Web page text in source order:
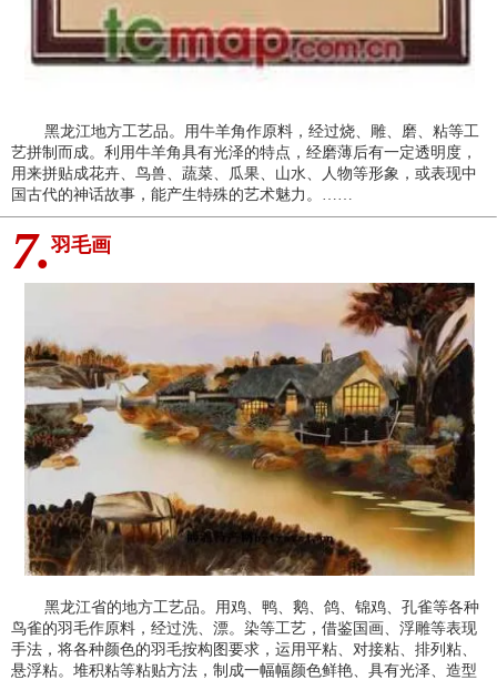
黑龙江地方工艺品。用牛羊角作原料，经过烧、雕、磨、粘等工
艺拼制而成。利用牛羊角具有光泽的特点，经磨薄后有一定透明度，
用来拼贴成花卉、鸟兽、蔬菜、瓜果、山水、人物等形象，或表现中
国古代的神话故事，能产生特殊的艺术魅力。……
7. 羽毛画
黑龙江省的地方工艺品。用鸡、鸭、鹅、鸽、锦鸡、孔雀等各种
鸟雀的羽毛作原料，经过洗、漂。染等工艺，借鉴国画、浮雕等表现
手法，将各种颜色的羽毛按构图要求，运用平粘、对接粘、排列粘、
悬浮粘。堆积粘等粘贴方法，制成一幅幅颜色鲜艳、具有光泽、造型